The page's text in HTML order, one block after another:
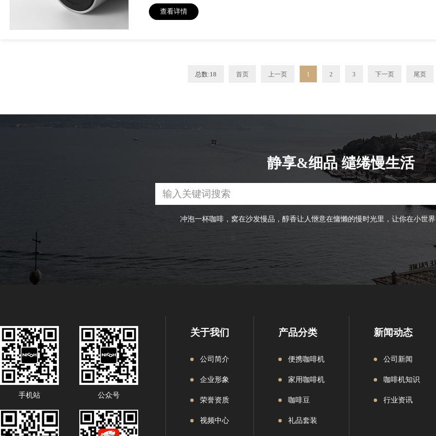
查看详情
总数:18 首页 上一页 1 2 3 下一页 尾页
静享&细品 缱绻慢生活
冲泡一杯咖啡，窝在沙发慢品，醇香让人愜意在慵懒的慢时光里，让你在小世
手机站 公众号
关于我们
公司简介
企业形象
荣誉资质
视频中心
产品分类
便携咖啡机
家用咖啡机
咖啡豆
礼品套装
新闻动态
公司新闻
咖啡机知识
行业资讯